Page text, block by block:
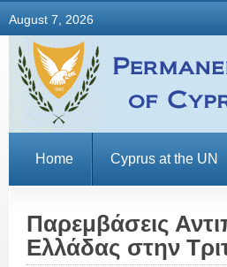
August 7, 2026
Home Cyprus at the UN
Παρεμβάσεις
Ελλάδας στην